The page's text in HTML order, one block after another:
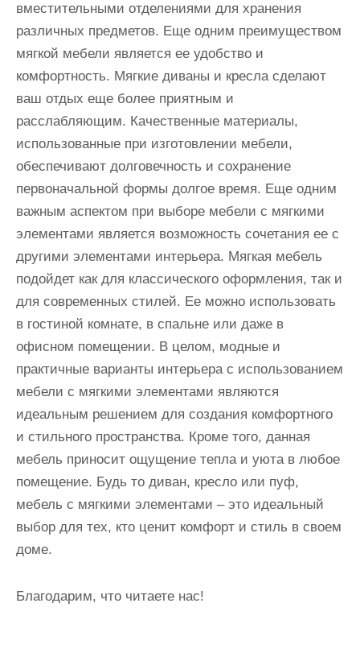
вместительными отделениями для хранения
различных предметов. Еще одним преимуществом
мягкой мебели является ее удобство и
комфортность. Мягкие диваны и кресла сделают
ваш отдых еще более приятным и
расслабляющим. Качественные материалы,
использованные при изготовлении мебели,
обеспечивают долговечность и сохранение
первоначальной формы долгое время. Еще одним
важным аспектом при выборе мебели с мягкими
элементами является возможность сочетания ее с
другими элементами интерьера. Мягкая мебель
подойдет как для классического оформления, так и
для современных стилей. Ее можно использовать
в гостиной комнате, в спальне или даже в
офисном помещении. В целом, модные и
практичные варианты интерьера с использованием
мебели с мягкими элементами являются
идеальным решением для создания комфортного
и стильного пространства. Кроме того, данная
мебель приносит ощущение тепла и уюта в любое
помещение. Будь то диван, кресло или пуф,
мебель с мягкими элементами – это идеальный
выбор для тех, кто ценит комфорт и стиль в своем
доме.
Благодарим, что читаете нас!